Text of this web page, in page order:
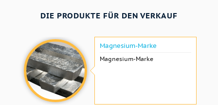
DIE PRODUKTE FÜR DEN VERKAUF
Magnesium-Marke
Magnesium-Marke